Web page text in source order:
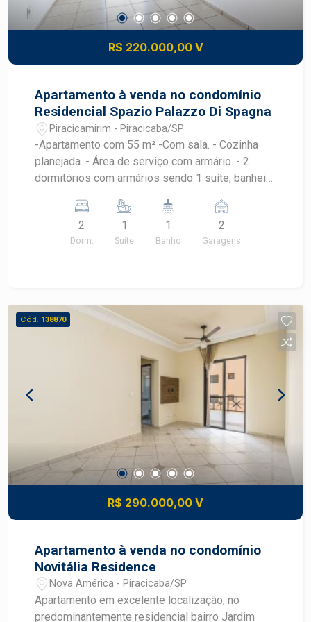
R$ 220.000,00 V
Apartamento à venda no condomínio
Residencial Spazio Palazzo Di Spagna
Piracicamirim - Piracicaba/SP
-Apartamento com 55 m² -Com sala. - Cozinha
planejada. - Área de serviço com armário. - 2
dormitórios com armários sendo 1 suíte, banheiro
salão de festas, salão de jogos e piscina.
2
Dorm.
1
Suite
1
Banho
2
Garagens
Cód. 138870
R$ 290.000,00 V
Apartamento à venda no condomínio
Novitália Residence
Nova América - Piracicaba/SP
Apartamento em excelente localização, no
predominantemente residencial bairro Jardim